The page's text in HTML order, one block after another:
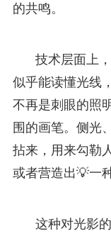
的共鸣。
技术层面上
似乎能读懂光线
不再是刺眼的照
围的画笔。侧光
拈来，用来勾勒
或者营造出💡一
这种对光影